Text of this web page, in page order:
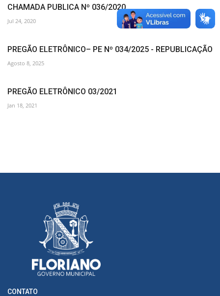
CHAMADA PUBLICA Nº 036/2020
Jul 24, 2020
PREGÃO ELETRÔNICO– PE Nº 034/2025 - REPUBLICAÇÃO
Agosto 8, 2025
PREGÃO ELETRÔNICO 03/2021
Jan 18, 2021
CONTATO